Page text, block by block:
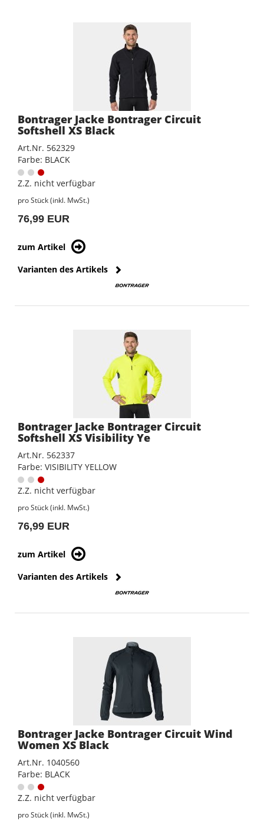
Bontrager Jacke Bontrager Circuit
Softshell XS Black
Art.Nr. 562329
Farbe: BLACK
Z.Z. nicht verfügbar
pro Stück (inkl. MwSt.)
76,99 EUR
zum Artikel
Varianten des Artikels
Bontrager Jacke Bontrager Circuit
Softshell XS Visibility Ye
Art.Nr. 562337
Farbe: VISIBILITY YELLOW
Z.Z. nicht verfügbar
pro Stück (inkl. MwSt.)
76,99 EUR
zum Artikel
Varianten des Artikels
Bontrager Jacke Bontrager Circuit Wind
Women XS Black
Art.Nr. 1040560
Farbe: BLACK
Z.Z. nicht verfügbar
pro Stück (inkl. MwSt.)